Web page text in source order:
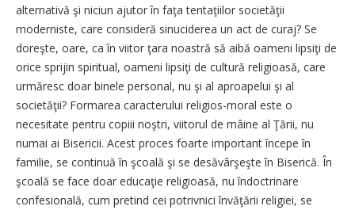
alternativă şi niciun ajutor în faţa tentaţiilor societăţii
moderniste, care consideră sinuciderea un act de curaj? Se
doreşte, oare, ca în viitor ţara noastră să aibă oameni lipsiţi de
orice sprijin spiritual, oameni lipsiţi de cultură religioasă, care
urmăresc doar binele personal, nu şi al aproapelui şi al
societăţii? Formarea caracterului religios-moral este o
necesitate pentru copiii noştri, viitorul de mâine al Ţării, nu
numai ai Bisericii. Acest proces foarte important începe în
familie, se continuă în şcoală şi se desăvârşeşte în Biserică. În
şcoală se face doar educaţie religioasă, nu îndoctrinare
confesională, cum pretind cei potrivnici învăţării religiei, se